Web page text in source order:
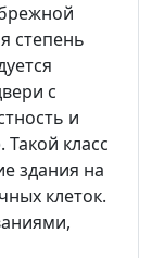
степень
с
и
класс
здания на
клеток.